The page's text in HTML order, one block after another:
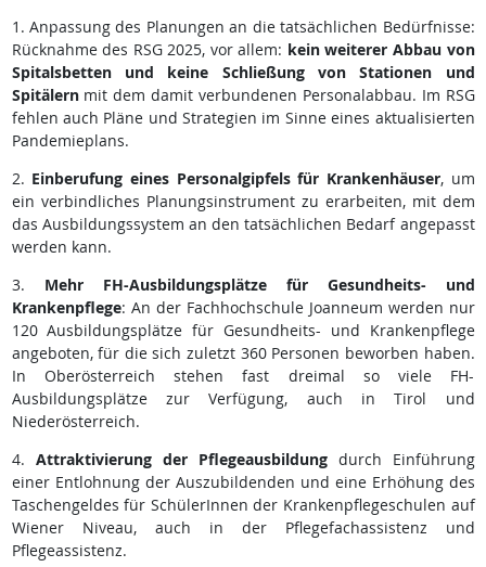
1. Anpassung des Planungen an die tatsächlichen Bedürfnisse:
Rücknahme des RSG 2025, vor allem: kein weiterer Abbau von
Spitalsbetten und keine Schließung von Stationen und
Spitälernmit dem damit verbundenen Personalabbau. Im RSG
fehlen auch Pläne und Strategien im Sinne eines aktualisierten
Pandemieplans.
2. Einberufung eines Personalgipfels für Krankenhäuser, um
ein verbindliches Planungsinstrument zu erarbeiten, mit dem
das Ausbildungssystem an den tatsächlichen Bedarf angepasst
werden kann.
3. Mehr FH-Ausbildungsplätze für Gesundheits- und
Krankenpflege: An der Fachhochschule Joanneum werden nur
120 Ausbildungsplätze für Gesundheits- und Krankenpflege
angeboten, für die sich zuletzt 360 Personen beworben haben.
In Oberösterreich stehen fast dreimal so viele FH-
Ausbildungsplätze zur Verfügung, auch in Tirol und
Niederösterreich.
4. Attraktivierung der Pflegeausbildungdurch Einführung
einer Entlohnung der Auszubildenden und eine Erhöhung des
Taschengeldes für SchülerInnen der Krankenpflegeschulen auf
Wiener Niveau, auch in der Pflegefachassistenz und
Pflegeassistenz.